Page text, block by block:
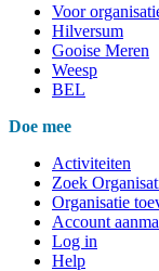
Voor
Hilversum
Gooise Meren
Weesp
BEL
Doe mee
Activiteiten
Zoek
Organisatie
Account
Log in
Help